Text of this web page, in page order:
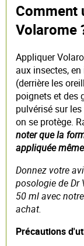
Comment
Volarome
Appliquer
aux insectes,
(derrière les
poignets et des
pulvérisé sur
on se protège.
noter que la
appliquée
Donnez votre
posologie de Dr
50 ml avec
achat.
Précautions